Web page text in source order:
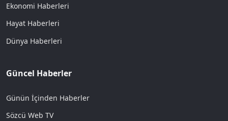
Ekonomi Haberleri
Hayat Haberleri
Dünya Haberleri
Güncel Haberler
Günün İçinden Haberler
Sözcü Web TV